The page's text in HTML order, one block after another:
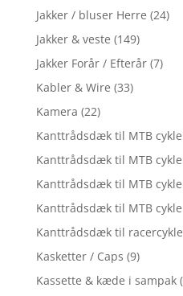
Jakker / bluser Herre (24)
Jakker & veste (149)
Jakker Forår / Efterår (7)
Kabler & Wire (33)
Kamera (22)
Kanttrådsdæk til MTB
Kanttrådsdæk til MTB
Kanttrådsdæk til MTB
Kanttrådsdæk til MTB
Kanttrådsdæk til
Kasketter / Caps (9)
Kassette & kæde i sampak